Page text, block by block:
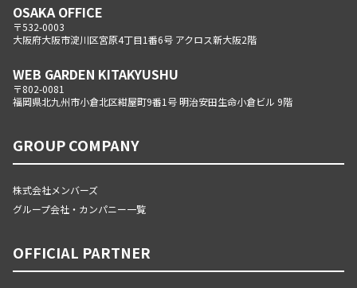
OSAKA OFFICE
〒532-0003
大阪府大阪市淀川区宮原4丁目1番6号 アクロス新大阪2階
WEB GARDEN KITAKYUSHU
〒802-0081
福岡県北九州市小倉北区紺屋町9番1号 明治安田生命小倉ビル 9階
GROUP COMPANY
株式会社メンバーズ
グループ会社・カンパニー一覧
OFFICIAL PARTNER